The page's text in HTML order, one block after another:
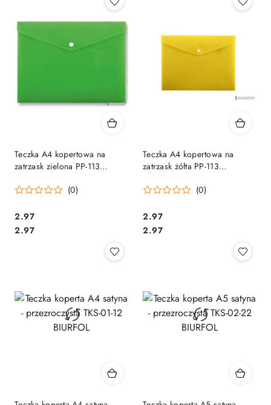
Teczka A4 kopertowa na
zatrzask zielona PP-113
(0)
Cena:
2.97
Cena:
2.97
Teczka A4 kopertowa na
zatrzask żółta PP-113
(0)
Cena:
2.97
Cena:
2.97